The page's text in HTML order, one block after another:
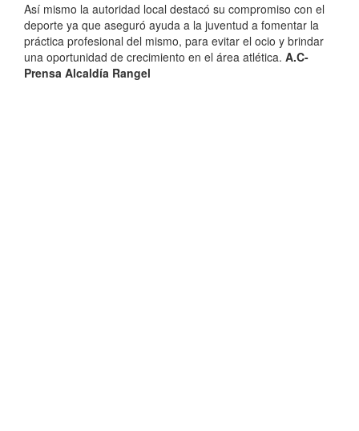
Así mismo la autoridad local destacó su compromiso con el
deporte ya que aseguró ayuda a la juventud a fomentar la
práctica profesional del mismo, para evitar el ocio y brindar
una oportunidad de crecimiento en el área atlética. A.C-
Prensa Alcaldía Rangel